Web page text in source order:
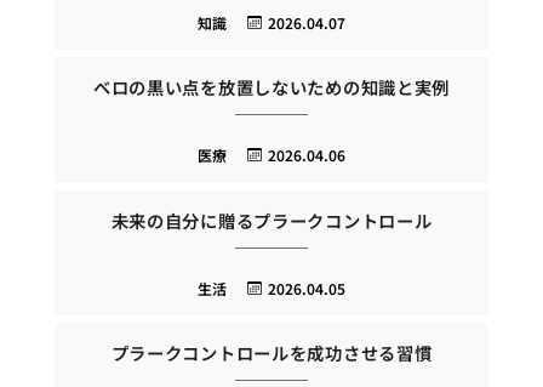
2026.04.07
知識
ベロの黒い点を放置しないための知識と実例
2026.04.06
医療
未来の自分に贈るプラークコントロール
2026.04.05
生活
プラークコントロールを成功させる習慣